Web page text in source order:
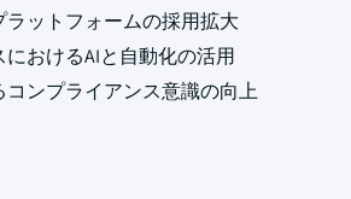
ラットフォームの採用拡大
おけるAIと自動化の活用
ンプライアンス意識の向上